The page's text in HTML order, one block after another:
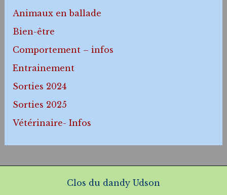
Animaux en ballade
Bien-être
Comportement – infos
Entrainement
Sorties 2024
Sorties 2025
Vétérinaire- Infos
Clos du dandy Udson